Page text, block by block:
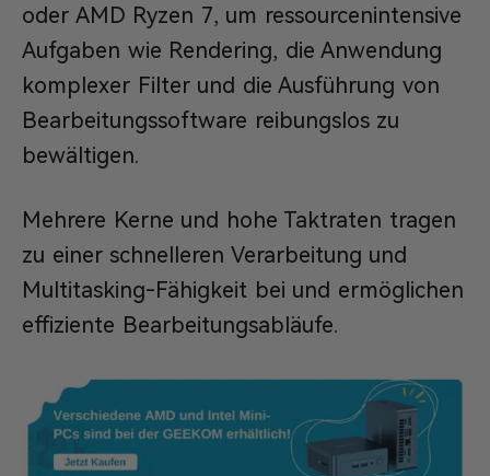
oder AMD Ryzen 7, um ressourcenintensive
Aufgaben wie Rendering, die Anwendung
komplexer Filter und die Ausführung von
Bearbeitungssoftware reibungslos zu
bewältigen.
Mehrere Kerne und hohe Taktraten tragen
zu einer schnelleren Verarbeitung und
Multitasking-Fähigkeit bei und ermöglichen
effiziente Bearbeitungsabläufe.